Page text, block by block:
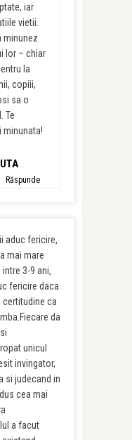
iar
vietii.
minunez
lor – chiar
la
copiii,
sa o
Te
minunata!
Răspunde
aduc fericire,
mai mare
3-9 ani,
fericire daca
certitudine ca
da
unicul
invingator,
si judecand in
cea mai
a facut